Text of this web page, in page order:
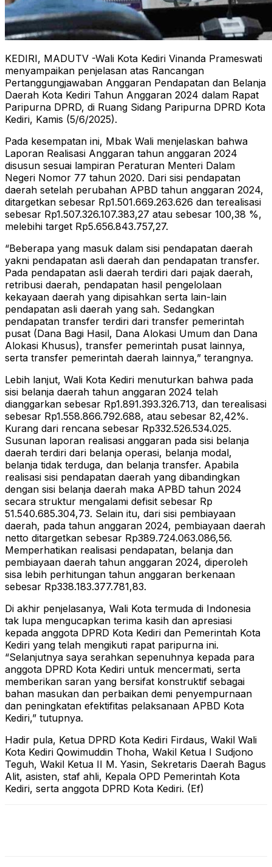
KEDIRI, MADUTV -Wali Kota Kediri Vinanda Prameswati
menyampaikan penjelasan atas Rancangan
Pertanggungjawaban Anggaran Pendapatan dan Belanja
Daerah Kota Kediri Tahun Anggaran 2024 dalam Rapat
Paripurna DPRD, di Ruang Sidang Paripurna DPRD Kota
Kediri, Kamis (5/6/2025).
Pada kesempatan ini, Mbak Wali menjelaskan bahwa
Laporan Realisasi Anggaran tahun anggaran 2024
disusun sesuai lampiran Peraturan Menteri Dalam
Negeri Nomor 77 tahun 2020. Dari sisi pendapatan
daerah setelah perubahan APBD tahun anggaran 2024,
ditargetkan sebesar Rp1.501.669.263.626 dan terealisasi
sebesar Rp1.507.326.107.383,27 atau sebesar 100,38 %,
melebihi target Rp5.656.843.757,27.
“Beberapa yang masuk dalam sisi pendapatan daerah
yakni pendapatan asli daerah dan pendapatan transfer.
Pada pendapatan asli daerah terdiri dari pajak daerah,
retribusi daerah, pendapatan hasil pengelolaan
kekayaan daerah yang dipisahkan serta lain-lain
pendapatan asli daerah yang sah. Sedangkan
pendapatan transfer terdiri dari transfer pemerintah
pusat (Dana Bagi Hasil, Dana Alokasi Umum dan Dana
Alokasi Khusus), transfer pemerintah pusat lainnya,
serta transfer pemerintah daerah lainnya,” terangnya.
Lebih lanjut, Wali Kota Kediri menuturkan bahwa pada
sisi belanja daerah tahun anggaran 2024 telah
dianggarkan sebesar Rp1.891.393.326.713, dan terealisasi
sebesar Rp1.558.866.792.688, atau sebesar 82,42%.
Kurang dari rencana sebesar Rp332.526.534.025.
Susunan laporan realisasi anggaran pada sisi belanja
daerah terdiri dari belanja operasi, belanja modal,
belanja tidak terduga, dan belanja transfer. Apabila
realisasi sisi pendapatan daerah yang dibandingkan
dengan sisi belanja daerah maka APBD tahun 2024
secara struktur mengalami defisit sebesar Rp
51.540.685.304,73. Selain itu, dari sisi pembiayaan
daerah, pada tahun anggaran 2024, pembiayaan daerah
netto ditargetkan sebesar Rp389.724.063.086,56.
Memperhatikan realisasi pendapatan, belanja dan
pembiayaan daerah tahun anggaran 2024, diperoleh
sisa lebih perhitungan tahun anggaran berkenaan
sebesar Rp338.183.377.781,83.
Di akhir penjelasanya, Wali Kota termuda di Indonesia
tak lupa mengucapkan terima kasih dan apresiasi
kepada anggota DPRD Kota Kediri dan Pemerintah Kota
Kediri yang telah mengikuti rapat paripurna ini.
“Selanjutnya saya serahkan sepenuhnya kepada para
anggota DPRD Kota Kediri untuk mencermati, serta
memberikan saran yang bersifat konstruktif sebagai
bahan masukan dan perbaikan demi penyempurnaan
dan peningkatan efektifitas pelaksanaan APBD Kota
Kediri,” tutupnya.
Hadir pula, Ketua DPRD Kota Kediri Firdaus, Wakil Wali
Kota Kediri Qowimuddin Thoha, Wakil Ketua I Sudjono
Teguh, Wakil Ketua II M. Yasin, Sekretaris Daerah Bagus
Alit, asisten, staf ahli, Kepala OPD Pemerintah Kota
Kediri, serta anggota DPRD Kota Kediri. (Ef)